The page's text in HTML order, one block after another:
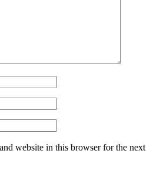
website in this browser for the next